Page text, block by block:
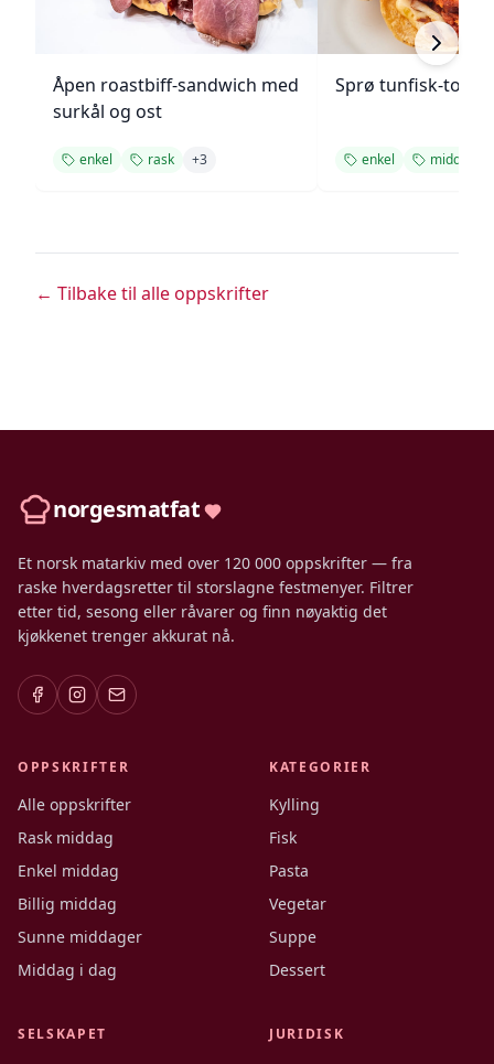
Åpen roastbiff-sandwich med
surkål og ost
enkel rask +3
Sprø tunfisk-
enkel middag
← Tilbake til alle oppskrifter
norgesmatfat
Et norsk matarkiv med over 120 000 oppskrifter — fra
raske hverdagsretter til storslagne festmenyer. Filtrer
etter tid, sesong eller råvarer og finn nøyaktig det
kjøkkenet trenger akkurat nå.
OPPSKRIFTER
Alle oppskrifter
Rask middag
Enkel middag
Billig middag
Sunne middager
Middag i dag
KATEGORIER
Kylling
Fisk
Pasta
Vegetar
Suppe
Dessert
SELSKAPET JURIDISK